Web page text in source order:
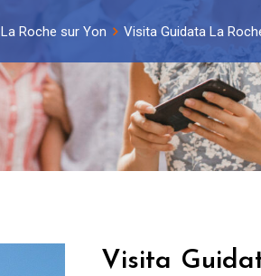
La Roche sur Yon Visita Guidata La
Visita